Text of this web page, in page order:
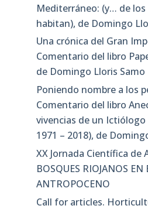
Mediterráneo: (y… de los
habitan), de Domingo
Una crónica del Gran
Comentario del libro
de Domingo Lloris Samo
Poniendo nombre a los
Comentario del libro
vivencias de un Ictiólogo
1971 – 2018), de
XX Jornada Científica de
BOSQUES RIOJANOS EN
ANTROPOCENO
Call for articles.